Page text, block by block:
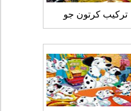
تركيب كرتون جو